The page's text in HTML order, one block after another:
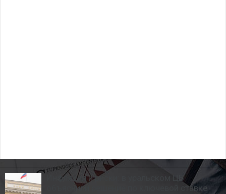
Инфляция и риски: в уральском ЦБ
объяснили решение по ключевой ставке